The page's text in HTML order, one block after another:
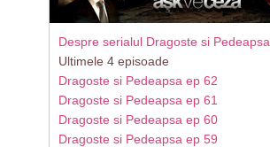
Despre serialul Dragoste si Pedeapsa
Ultimele 4 episoade
Dragoste si Pedeapsa ep 62
Dragoste si Pedeapsa ep 61
Dragoste si Pedeapsa ep 60
Dragoste si Pedeapsa ep 59